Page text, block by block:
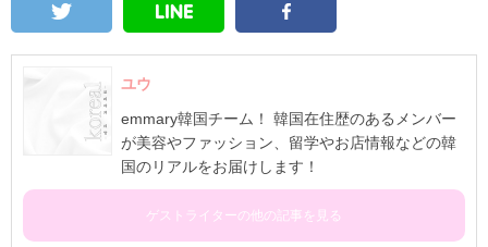
ユウ
emmary韓国チーム！ 韓国在住歴のあるメンバー
が美容やファッション、留学やお店情報などの韓
国のリアルをお届けします！
ゲストライターの他の記事を見る